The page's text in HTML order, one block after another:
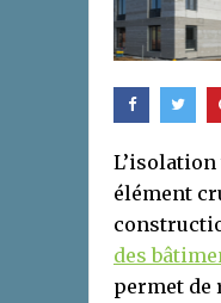
élément
des
permet de